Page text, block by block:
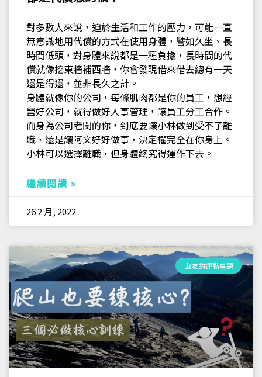
對多數人來說，迫於生活和工作的壓力，可能一直
無意識地用代償的方式在使用身體，譬如久坐、長
時間低頭，對身體來說都是一種負擔，長時間的代
償就像挖東牆補西牆，你會發現借來借去總有一天
還是得還，並非長久之計。
身體就像你的公司，每條肌肉都是你的員工，想經
營好公司，就得做好人事管理，讓員工分工合作。
而身為公司老闆的你，到底要讓小林做到受不了離
職，還是讓阿文好好做事，決定權完全在你身上。
小林可以選擇離職，但身體終究得運作下去。
繼續閱讀 »
26 2 月, 2022
山友的運動專題